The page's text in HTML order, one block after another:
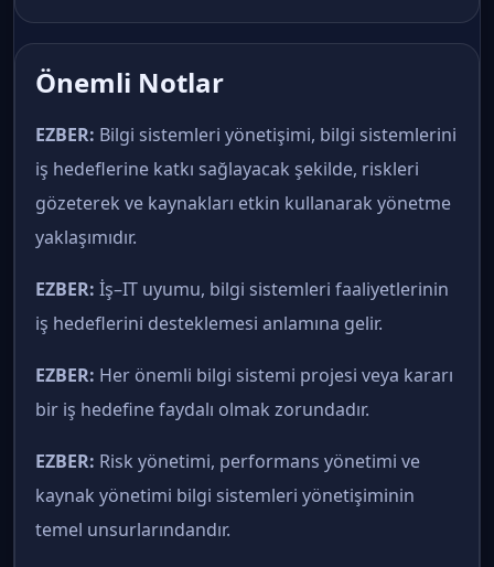
Önemli Notlar
EZBER: Bilgi sistemleri yönetişimi, bilgi sistemlerini
iş hedeflerine katkı sağlayacak şekilde, riskleri
gözeterek ve kaynakları etkin kullanarak yönetme
yaklaşımıdır.
EZBER: İş–IT uyumu, bilgi sistemleri faaliyetlerinin
iş hedeflerini desteklemesi anlamına gelir.
EZBER: Her önemli bilgi sistemi projesi veya kararı
bir iş hedefine faydalı olmak zorundadır.
EZBER: Risk yönetimi, performans yönetimi ve
kaynak yönetimi bilgi sistemleri yönetişiminin
temel unsurlarındandır.